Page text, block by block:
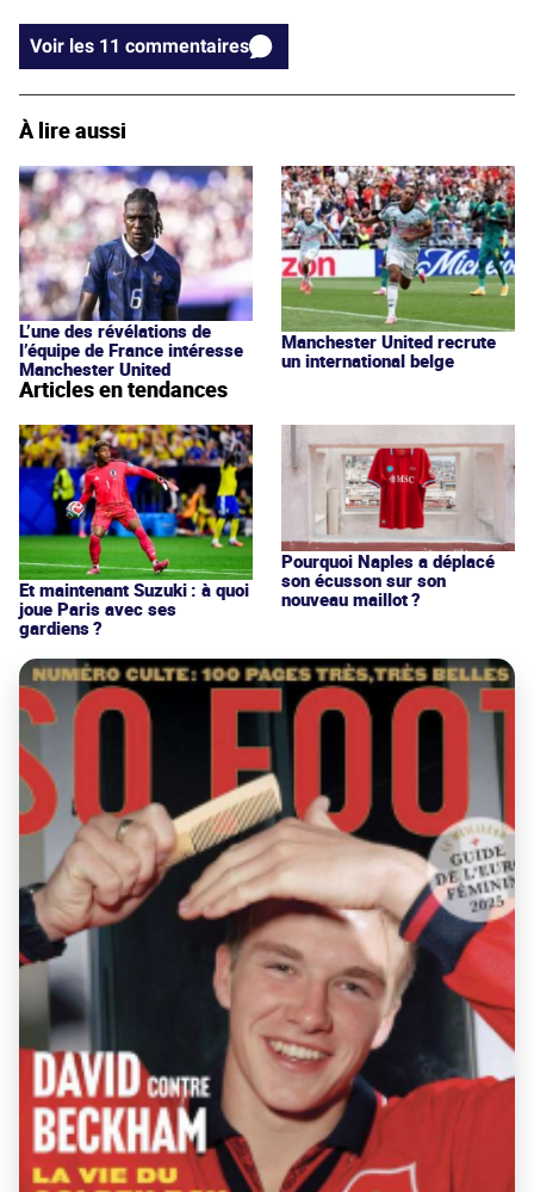
Voir les 11 commentaires
À lire aussi
L’une des révélations de
l’équipe de France intéresse
Manchester United
Manchester United recrute
un international belge
Articles en tendances
Et maintenant Suzuki : à quoi
joue Paris avec ses
gardiens ?
Pourquoi Naples a déplacé
son écusson sur son
nouveau maillot ?